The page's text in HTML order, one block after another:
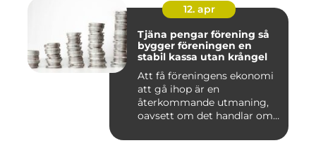
12. apr
Tjäna pengar förening så
bygger föreningen en
stabil kassa utan krångel
Att få föreningens ekonomi
att gå ihop är en
återkommande utmaning,
oavsett om det handlar om